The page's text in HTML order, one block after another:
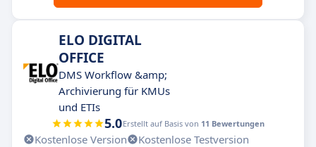
ELO DIGITAL
OFFICE
DMS Workflow &amp;
Archivierung für KMUs
und ETIs
5.0Erstellt auf Basis von 11 Bewertungen
Kostenlose Version
Kostenlose Testversion